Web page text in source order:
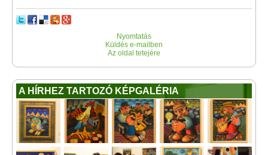
Nyomtatás
Küldés e-mailben
Az oldal tetejére
A HÍRHEZ TARTOZÓ KÉPGALÉRIA